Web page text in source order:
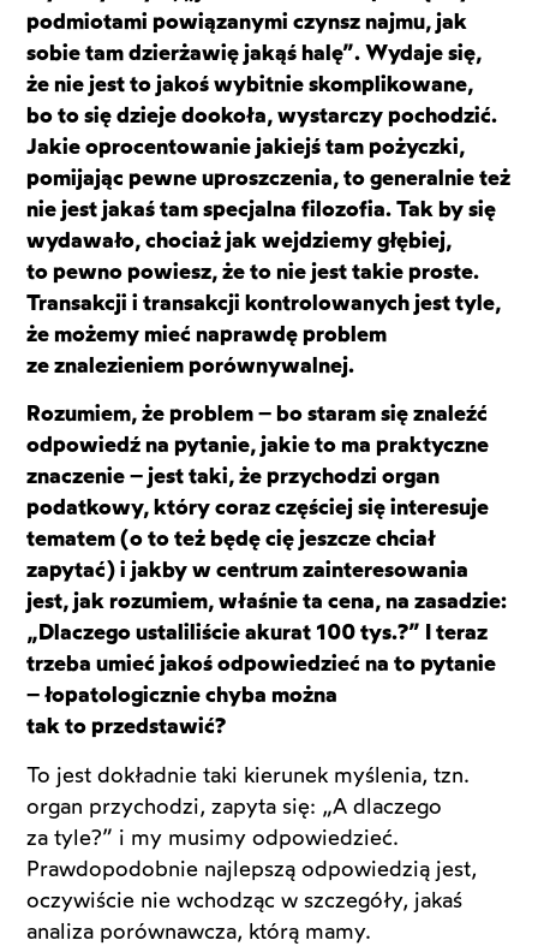
podmiotami powiązanymi czynsz najmu, jak
sobie tam dzierżawię jakąś halę”. Wydaje się,
że nie jest to jakoś wybitnie skomplikowane,
bo to się dzieje dookoła, wystarczy pochodzić.
Jakie oprocentowanie jakiejś tam pożyczki,
pomijając pewne uproszczenia, to generalnie też
nie jest jakaś tam specjalna filozofia. Tak by się
wydawało, chociaż jak wejdziemy głębiej,
to pewno powiesz, że to nie jest takie proste.
Transakcji i transakcji kontrolowanych jest tyle,
że możemy mieć naprawdę problem
ze znalezieniem porównywalnej.
Rozumiem, że problem – bo staram się znaleźć
odpowiedź na pytanie, jakie to ma praktyczne
znaczenie – jest taki, że przychodzi organ
podatkowy, który coraz częściej się interesuje
tematem (o to też będę cię jeszcze chciał
zapytać) i jakby w centrum zainteresowania
jest, jak rozumiem, właśnie ta cena, na zasadzie:
„Dlaczego ustaliliście akurat 100 tys.?” I teraz
trzeba umieć jakoś odpowiedzieć na to pytanie
– łopatologicznie chyba można
tak to przedstawić?
To jest dokładnie taki kierunek myślenia, tzn.
organ przychodzi, zapyta się: „A dlaczego
za tyle?” i my musimy odpowiedzieć.
Prawdopodobnie najlepszą odpowiedzią jest,
oczywiście nie wchodząc w szczegóły, jakaś
analiza porównawcza, którą mamy.